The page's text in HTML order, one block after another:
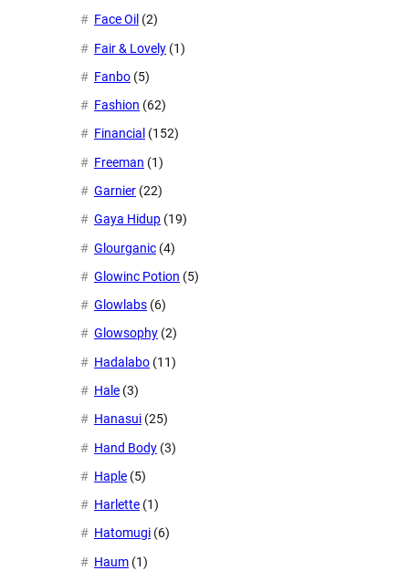
Face Oil (2)
Fair & Lovely (1)
Fanbo (5)
Fashion (62)
Financial (152)
Freeman (1)
Garnier (22)
Gaya Hidup (19)
Glourganic (4)
Glowinc Potion (5)
Glowlabs (6)
Glowsophy (2)
Hadalabo (11)
Hale (3)
Hanasui (25)
Hand Body (3)
Haple (5)
Harlette (1)
Hatomugi (6)
Haum (1)